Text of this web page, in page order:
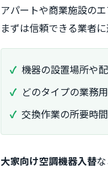
アパートや商業施設の
まずは信頼できる業者
機器の設置場所や
どのタイプの業務
交換作業の所要時
大家向け空調機器入替